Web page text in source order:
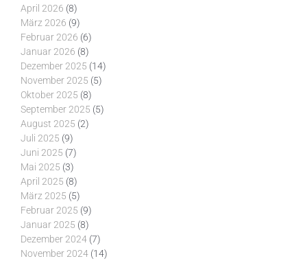
April 2026 (8)
März 2026 (9)
Februar 2026 (6)
Januar 2026 (8)
Dezember 2025 (14)
November 2025 (5)
Oktober 2025 (8)
September 2025 (5)
August 2025 (2)
Juli 2025 (9)
Juni 2025 (7)
Mai 2025 (3)
April 2025 (8)
März 2025 (5)
Februar 2025 (9)
Januar 2025 (8)
Dezember 2024 (7)
November 2024 (14)